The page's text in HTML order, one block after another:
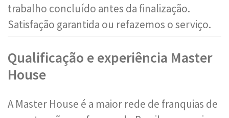
trabalho concluído antes da finalização.
Satisfação garantida ou refazemos o serviço.
Qualificação e experiência Master
House
A Master House é a maior rede de franquias de